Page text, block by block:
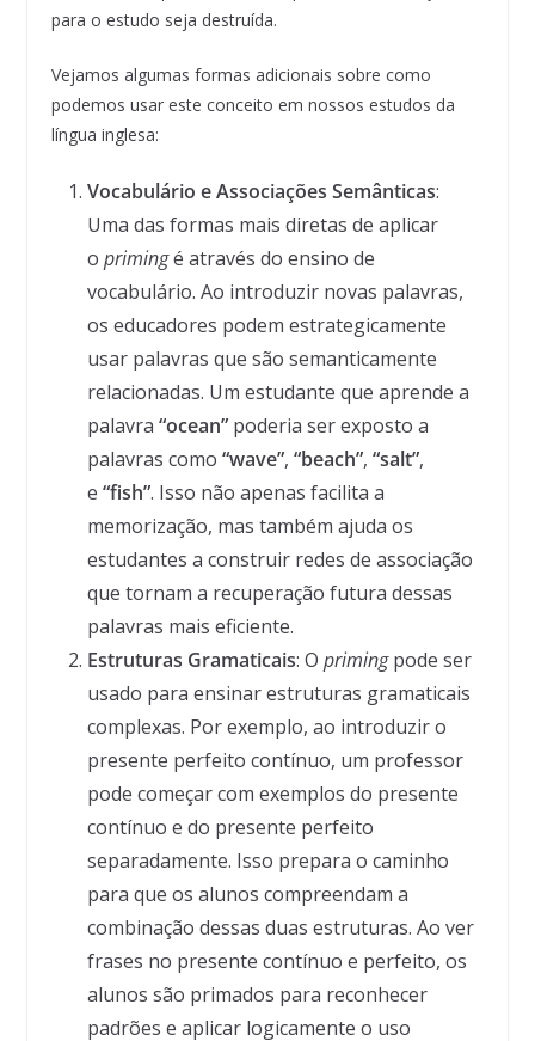
para o estudo seja destruída.
Vejamos algumas formas adicionais sobre como
podemos usar este conceito em nossos estudos da
língua inglesa:
Vocabulário e Associações Semânticas:
Uma das formas mais diretas de aplicar
o primingé através do ensino de
vocabulário. Ao introduzir novas palavras,
os educadores podem estrategicamente
usar palavras que são semanticamente
relacionadas. Um estudante que aprende a
palavra “ocean”poderia ser exposto a
palavras como “wave”, “beach”, “salt”,
e “fish”. Isso não apenas facilita a
memorização, mas também ajuda os
estudantes a construir redes de associação
que tornam a recuperação futura dessas
palavras mais eficiente.
Estruturas Gramaticais: O primingpode ser
usado para ensinar estruturas gramaticais
complexas. Por exemplo, ao introduzir o
presente perfeito contínuo, um professor
pode começar com exemplos do presente
contínuo e do presente perfeito
separadamente. Isso prepara o caminho
para que os alunos compreendam a
combinação dessas duas estruturas. Ao ver
frases no presente contínuo e perfeito, os
alunos são primados para reconhecer
padrões e aplicar logicamente o uso